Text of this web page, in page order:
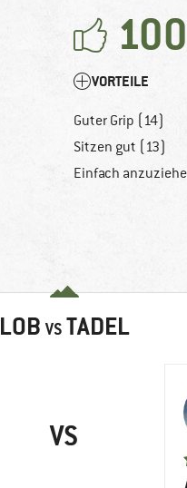
VORTEILE
Guter Grip (14)
Sitzen gut (13)
Einfach
LOB VS TADEL
VS